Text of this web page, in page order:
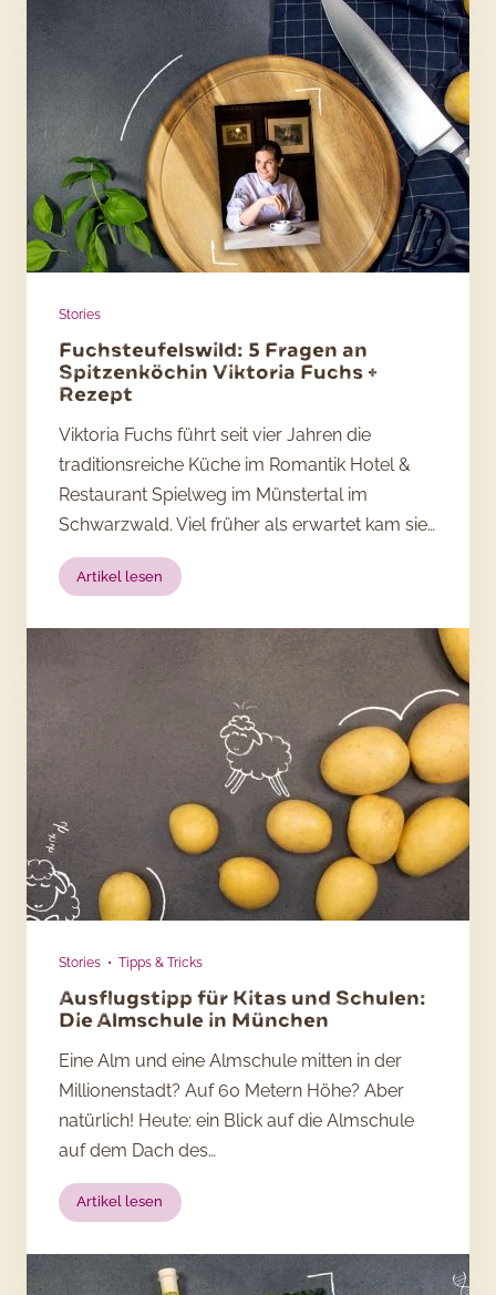
Großbritannien
Stories
Fuchsteufelswild: 5 Fragen an
Spitzenköchin Viktoria Fuchs +
Rezept
Viktoria Fuchs führt seit vier Jahren die
traditionsreiche Küche im Romantik Hotel &
Restaurant Spielweg im Münstertal im
Schwarzwald. Viel früher als erwartet kam sie…
Artikel lesen
Fuchsteufelswild:
Fragen
Spitzenköchin
Stories • Tipps & Tricks
Ausflugstipp für Kitas und Schulen:
Die Almschule in München
Eine Alm und eine Almschule mitten in der
Millionenstadt? Auf 60 Metern Höhe? Aber
natürlich! Heute: ein Blick auf die Almschule
auf dem Dach des…
Artikel lesen
Ausflugstipp
Kitas